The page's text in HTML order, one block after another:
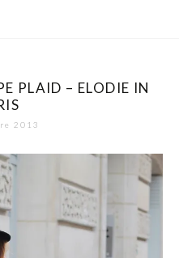
PLAID – ELODIE IN
2013